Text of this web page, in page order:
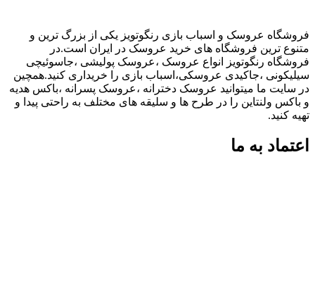
فروشگاه عروسک و اسباب بازی رنگوتویز یکی از بزرگ ترین و
متنوع ترین فروشگاه های خرید عروسک در ایران است.در
فروشگاه رنگوتویز انواع عروسک ،عروسک پولیشی ،جاسوئیچی
سیلیکونی ،جاکیدی عروسکی،اسباب بازی را خریداری کنید.همچین
در سایت ما میتوانید عروسک دخترانه ،عروسک پسرانه ،باکس هدیه
و باکس ولنتاین را در طرح ها و سلیقه های مختلف به راحتی پیدا و
تهیه کنید.
اعتماد به ما